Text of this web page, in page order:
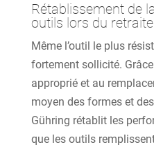
Rétablissement de
outils lors du
Même l’outil le plus
fortement sollicité.
approprié et au
moyen des formes et
Gühring rétablit les
que les outils